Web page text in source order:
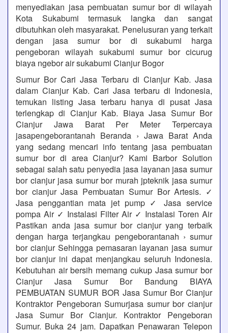
menyediakan jasa pembuatan sumur bor di wilayah
Kota Sukabumi termasuk langka dan sangat
dibutuhkan oleh masyarakat. Penelusuran yang terkait
dengan jasa sumur bor di sukabumi harga
pengeboran wilayah sukabumi sumur bor cicurug
biaya ngebor air sukabumi Cianjur Bogor
Sumur Bor Cari Jasa Terbaru di Cianjur Kab. Jasa
dalam Cianjur Kab. Cari Jasa terbaru di Indonesia,
temukan listing Jasa terbaru hanya di pusat Jasa
terlengkap di Cianjur Kab. Biaya Jasa Sumur Bor
Cianjur Jawa Barat Per Meter Terpercaya
jasapengeborantanah Beranda › Jawa Barat Anda
yang sedang mencari info tentang jasa pembuatan
sumur bor di area Cianjur? Kami Barbor Solution
sebagai salah satu penyedia jasa layanan jasa sumur
bor cianjur jasa sumur bor murah jpteknik jasa sumur
bor cianjur Jasa Pembuatan Sumur Bor Artesis. ✓
Jasa penggantian mata jet pump ✓ Jasa service
pompa Air ✓ Instalasi Filter Air ✓ Instalasi Toren Air
Pastikan anda jasa sumur bor cianjur yang terbaik
dengan harga terjangkau pengeborantanah › sumur
bor cianjur Sehingga pemasaran layanan jasa sumur
bor cianjur ini dapat menjangkau seluruh Indonesia.
Kebutuhan air bersih memang cukup Jasa sumur bor
Cianjur Jasa Sumur Bor Bandung BIAYA
PEMBUATAN SUMUR BOR Jasa Sumur Bor Cianjur
Kontraktor Pengeboran Sumurjasa sumur bor cianjur
Jasa Sumur Bor Cianjur. Kontraktor Pengeboran
Sumur. Buka 24 jam. Dapatkan Penawaran Telepon